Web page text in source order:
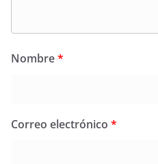
Nombre*
Correo electrónico *